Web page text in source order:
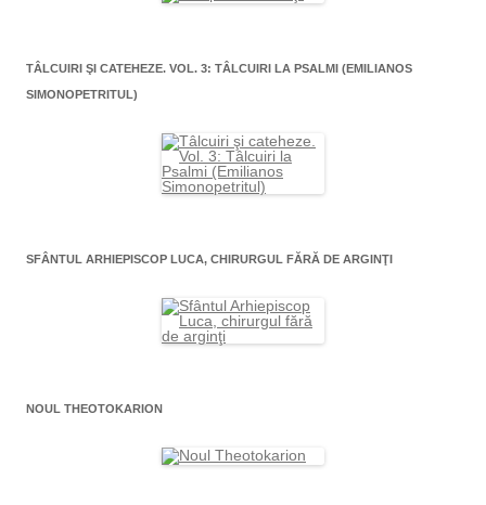
TÂLCUIRI ŞI CATEHEZE. VOL. 3: TÂLCUIRI LA PSALMI (EMILIANOS
SIMONOPETRITUL)
SFÂNTUL ARHIEPISCOP LUCA, CHIRURGUL FĂRĂ DE ARGINŢI
NOUL THEOTOKARION